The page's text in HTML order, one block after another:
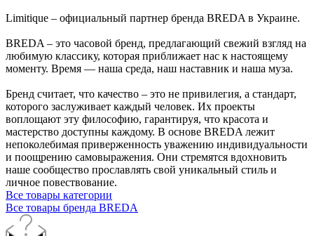
Limitique – официальный партнер бренда BREDA в Украине.
BREDA – это часовой бренд, предлагающий свежий взгляд на
любимую классику, которая приближает нас к настоящему
моменту. Время — наша среда, наш наставник и наша муза.
Бренд считает, что качество – это не привилегия, а стандарт,
которого заслуживает каждый человек. Их проекты
воплощают эту философию, гарантируя, что красота и
мастерство доступны каждому. В основе BREDA лежит
непоколебимая приверженность уважению индивидуальности
и поощрению самовыражения. Они стремятся вдохновить
наше сообщество прославлять свой уникальный стиль и
личное повествование.
Все товары категории
Все товары бренда BREDA